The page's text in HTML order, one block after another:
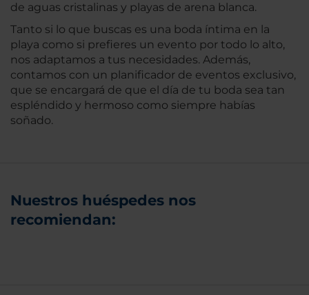
de aguas cristalinas y playas de arena blanca.
Tanto si lo que buscas es una boda íntima en la
playa como si prefieres un evento por todo lo alto,
nos adaptamos a tus necesidades. Además,
contamos con un planificador de eventos exclusivo,
que se encargará de que el día de tu boda sea tan
espléndido y hermoso como siempre habías
soñado.
Nuestros huéspedes nos
recomiendan: